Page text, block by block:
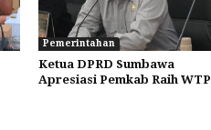
Pemerintahan
Ketua DPRD Sumbawa
Apresiasi Pemkab Raih WTP